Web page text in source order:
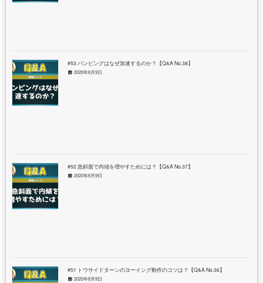
#53 パンピングはなぜ加速するのか？【Q&A No.38】
2020年8月9日
#52 急斜面で内傾を増やすためには？【Q&A No.37】
2020年8月9日
#51 トウサイドターンのヨーイング動作のコツは？【Q&A No.36】
2020年8月9日